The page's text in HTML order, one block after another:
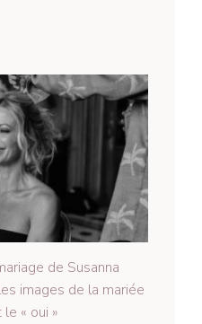
de Susanna
images de la mariée
« oui »